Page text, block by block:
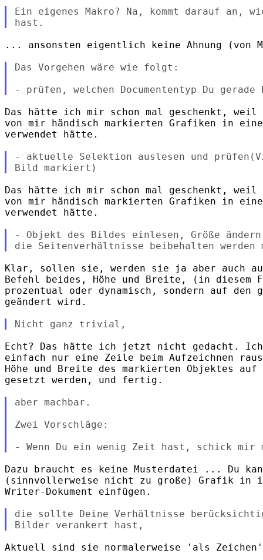
Ein eigenes Makro? Na, kommt darauf an,
... ansonsten eigentlich keine Ahnung (von
Das Vorgehen wäre wie folgt:
Das hätte ich mir schon mal geschenkt,
von mir händisch markierten Grafiken in
verwendet hätte.
- aktuelle Selektion auslesen und
Das hätte ich mir schon mal geschenkt,
von mir händisch markierten Grafiken in
verwendet hätte.
- Objekt des Bildes einlesen, Größe
Klar, sollen sie, werden sie ja aber auch
Befehl beides, Höhe und Breite, (in diesem
prozentual oder dynamisch, sondern auf den
geändert wird.
Echt? Das hätte ich jetzt nicht gedacht.
einfach nur eine Zeile beim Aufzeichnen
Höhe und Breite des markierten Objektes auf
gesetzt werden, und fertig.
aber machbar.
Zwei Vorschläge:
Dazu braucht es keine Musterdatei ... Du
(sinnvollerweise nicht zu große) Grafik in
Writer-Dokument einfügen.
die sollte Deine Verhältnisse
Aktuell sind sie normalerweise 'als